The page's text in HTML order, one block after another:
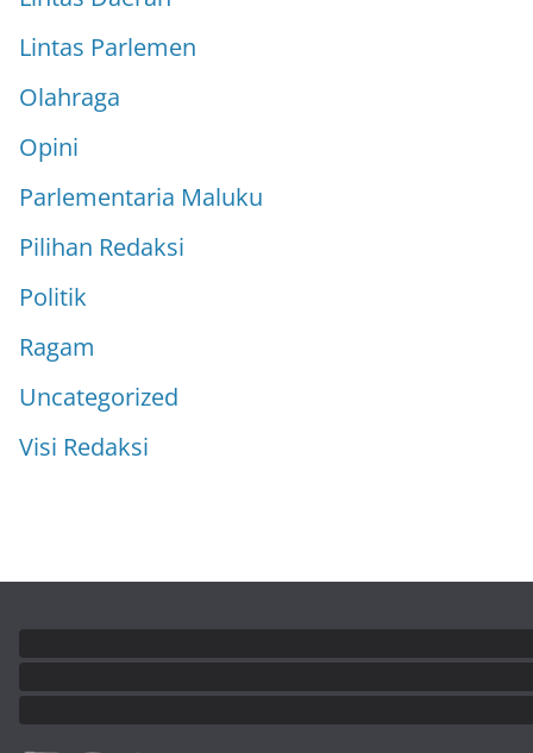
Lintas Parlemen
Olahraga
Opini
Parlementaria Maluku
Pilihan Redaksi
Politik
Ragam
Uncategorized
Visi Redaksi